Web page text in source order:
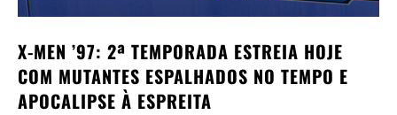
X-MEN ’97: 2ª TEMPORADA ESTREIA HOJE
COM MUTANTES ESPALHADOS NO TEMPO E
APOCALIPSE À ESPREITA